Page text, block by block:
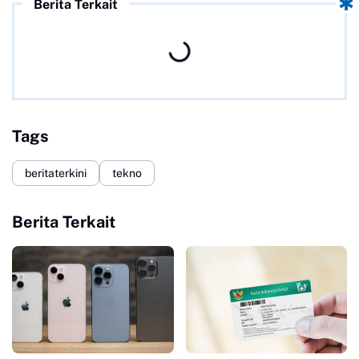
Berita Terkait
Tags
beritaterkini tekno
Berita Terkait